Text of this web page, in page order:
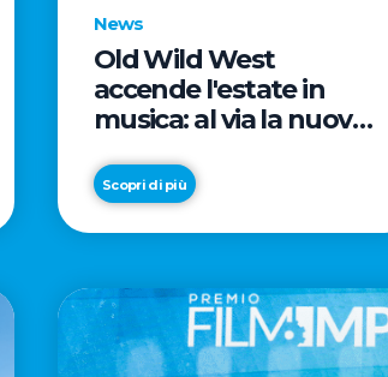
News
Old Wild West
accende l'estate in
musica: al via la nuova
e le prestigiose
partnership con Radio
Italia e Live Nation
Scopri di più